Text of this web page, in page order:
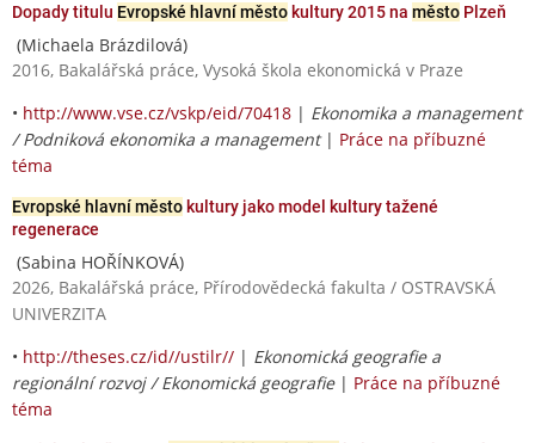
Dopady titulu Evropské hlavní město kultury 2015 na město Plzeň
(Michaela Brázdilová)
2016, Bakalářská práce, Vysoká škola ekonomická v Praze
• http://www.vse.cz/vskp/eid/70418 | Ekonomika a management
/ Podniková ekonomika a management| Práce na příbuzné
téma
Evropské hlavní město kultury jako model kultury tažené
regenerace
(Sabina HOŘÍNKOVÁ)
2026, Bakalářská práce, Přírodovědecká fakulta / OSTRAVSKÁ
UNIVERZITA
• http://theses.cz/id//ustilr// | Ekonomická geografie a
regionální rozvoj / Ekonomická geografie| Práce na příbuzné
téma